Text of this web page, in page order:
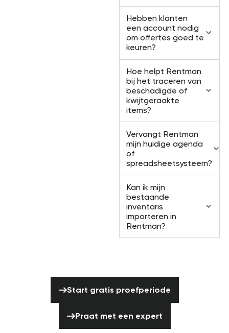
Hebben klanten
een account nodig
om offertes goed te
keuren?
Hoe helpt Rentman
bij het traceren van
beschadigde of
kwijtgeraakte
items?
Vervangt Rentman
mijn huidige agenda
of
spreadsheetsysteem?
Kan ik mijn
bestaande
inventaris
importeren in
Rentman?
Start gratis proefperiode
Praat met een expert